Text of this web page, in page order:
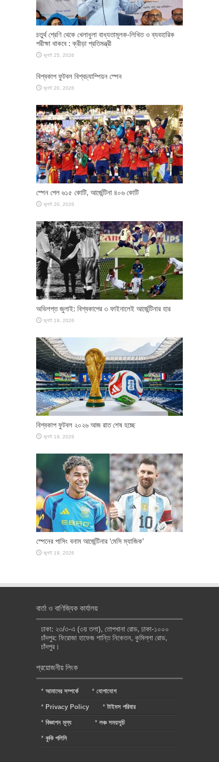
চতুর্থ শ্রেণি থেকে খেলাধুলা বাধ্যতামূলক-লিখিত ও ব্যবহারিক
পরীক্ষা থাকবে : ক্রীড়া প্রতিমন্ত্রী
জুলাই 25, 2026
বিশ্বকাপ ফুটবল বিশ্বচ্যাম্পিয়ন স্পেন
জুলাই 20, 2026
স্পেন পেল ৬১৫ কোটি, আর্জেন্টিনা ৪০৬ কোটি
জুলাই 20, 2026
অভিশপ্ত জুলাই: বিশ্বকাপের ৩ ফাইনালেই আর্জেন্টিনার হার
জুলাই 19, 2026
বিশ্বকাপ ফুটবল ২০২৬ আজ রাত শেষ হচ্ছে
জুলাই 19, 2026
স্পেনের পাসিং বনাম আর্জেন্টিনার ‘মেসি ম্যাজিক’
জুলাই 19, 2026
বার্তা ও বাণিজ্যিক কার্যালয়
ঢাকা: ২৩/৩-এ (৩য় তলা), তোপখানা রোড, ঢাকা-১০০০
চাঁদপুর: ফিরোজা হাফেজ শান্তি নিকেতন, কুমিল্লা রোড,
চাঁদপুর।
প্রয়োজনীয় লিংক
* আমাদের সম্পর্কে * যোগাযোগ
* Privacy Policy *টাইমস পরিবার
* বিজ্ঞাপন মূল্য * লঞ্চ সময়সূচি
* কুকি পলিসি